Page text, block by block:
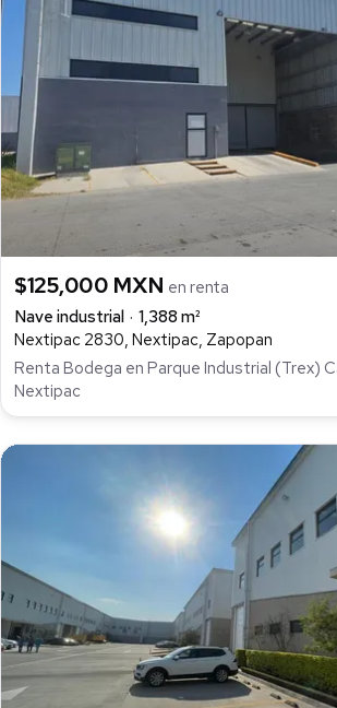
$125,000 MXN en renta
Nave industrial
1,388 m²
Nextipac 2830, Nextipac, Zapopan
Renta Bodega en Parque Industrial (Trex)
Nextipac